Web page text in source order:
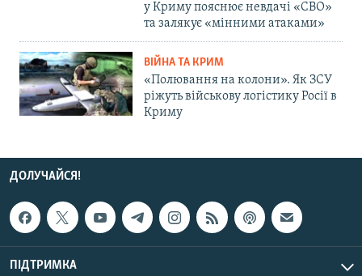
у Криму пояснює невдачі «СВО»
та залякує «мінними атаками»
ВІЙНА ТА КРИМ
«Полювання на колони». Як ЗСУ
ріжуть військову логістику Росії в
Криму
ДОЛУЧАЙСЯ!
ПІДТРИМКА